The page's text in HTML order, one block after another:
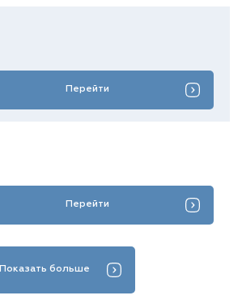
Перейти
Перейти
Показать больше